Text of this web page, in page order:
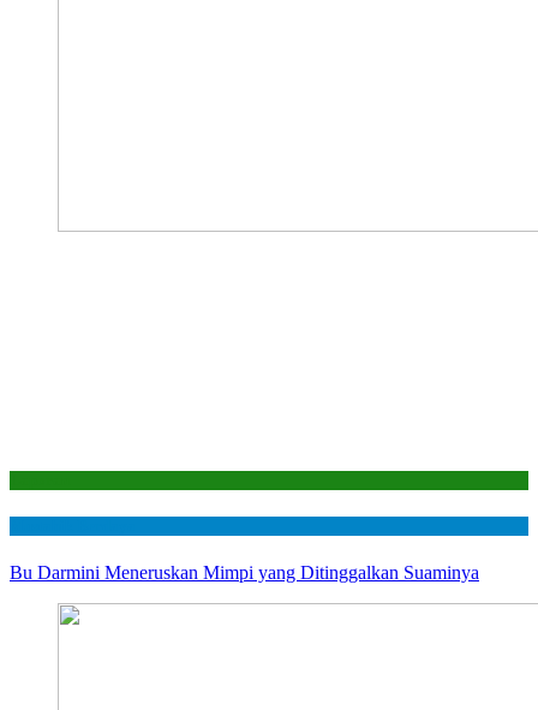
Bu Darmini Meneruskan Mimpi yang Ditinggalkan Suaminya